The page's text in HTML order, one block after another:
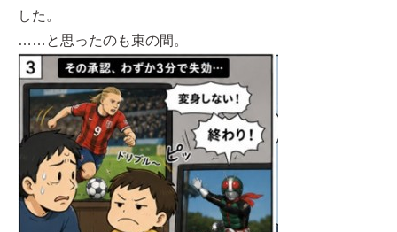
した。
……と思ったのも束の間。